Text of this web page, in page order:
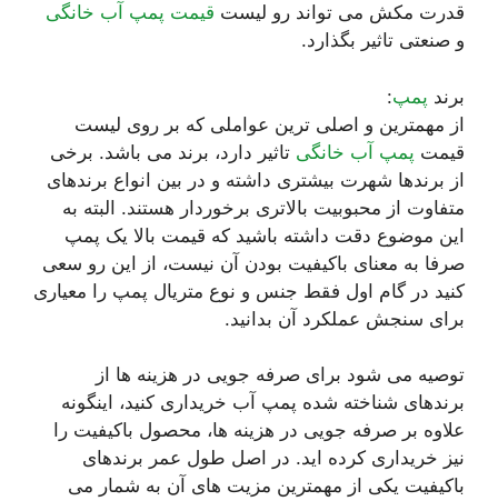
قدرت مکش می تواند رو لیست قیمت پمپ آب خانگی
و صنعتی تاثیر بگذارد.
برند پمپ:
از مهمترین و اصلی ترین عواملی که بر روی لیست
قیمت پمپ آب خانگی تاثیر دارد، برند می باشد. برخی
از برندها شهرت بیشتری داشته و در بین انواع برندهای
متفاوت از محبوبیت بالاتری برخوردار هستند. البته به
این موضوع دقت داشته باشید که قیمت بالا یک پمپ
صرفا به معنای باکیفیت بودن آن نیست، از این رو سعی
کنید در گام اول فقط جنس و نوع متریال پمپ را معیاری
برای سنجش عملکرد آن بدانید.
توصیه می شود برای صرفه جویی در هزینه ها از
برندهای شناخته شده پمپ آب خریداری کنید، اینگونه
علاوه بر صرفه جویی در هزینه ها، محصول باکیفیت را
نیز خریداری کرده اید. در اصل طول عمر برندهای
باکیفیت یکی از مهمترین مزیت های آن به شمار می